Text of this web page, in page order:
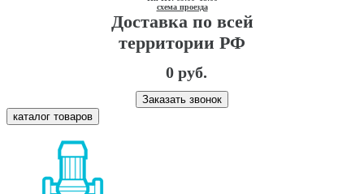
схема проезда
Доставка по всей
территории РФ
0 руб.
Заказать звонок
каталог товаров